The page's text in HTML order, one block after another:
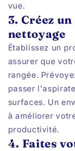
vue.
3. Créez
nettoyage
Établissez un
assurer que
rangée.
passer
surfaces. Un
à améliorer
productivité.
4. Faites